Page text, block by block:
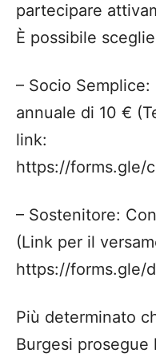
partecipare
È possibile
– ​Socio
annuale di 10 €
link:
https://forms.gle/
– ​Sostenitore:
(Link per il
https://forms.gle/
​Più determinato
Burgesi prosegue